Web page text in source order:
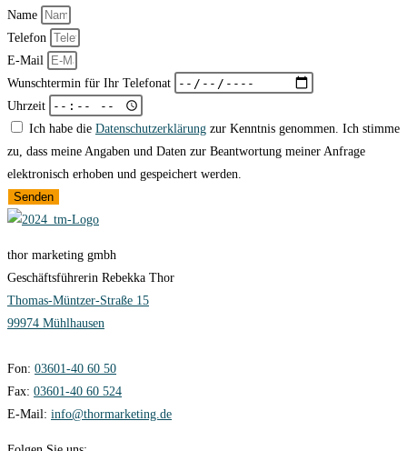
Name
Telefon
E-Mail
Wunschtermin für Ihr Telefonat
Uhrzeit
Ich habe die Datenschutzerklärung zur Kenntnis genommen. Ich stimme
zu, dass meine Angaben und Daten zur Beantwortung meiner Anfrage
elektronisch erhoben und gespeichert werden.
Senden
thor marketing gmbh
Geschäftsführerin Rebekka Thor
Thomas-Müntzer-Straße 15
99974 Mühlhausen
Fon: 03601-40 60 50
Fax: 03601-40 60 524
E-Mail: info@thormarketing.de